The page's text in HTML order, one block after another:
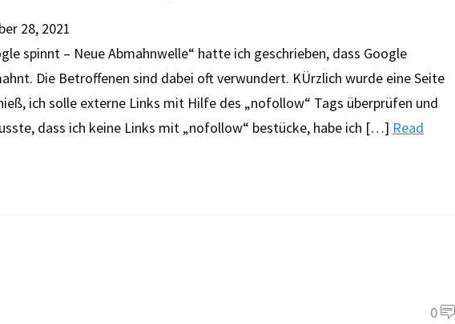
28, 2021
spinnt – Neue Abmahnwelle“ hatte ich geschrieben, dass Google
Die Betroffenen sind dabei oft verwundert. KÜrzlich wurde eine Seite
ich solle externe Links mit Hilfe des „nofollow“ Tags überprüfen und
dass ich keine Links mit „nofollow“ bestücke, habe ich […] Read
0